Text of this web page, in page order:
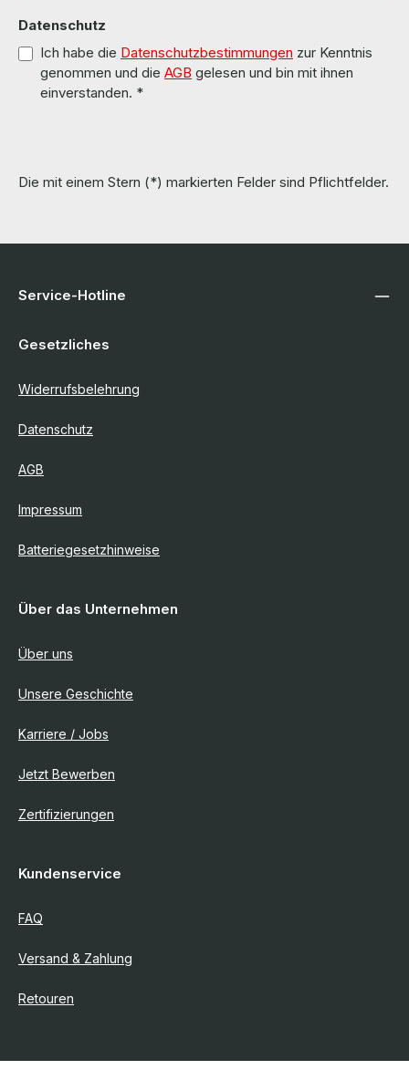
Datenschutz
Ich habe die Datenschutzbestimmungen zur Kenntnis
genommen und die AGB gelesen und bin mit ihnen
einverstanden. *
Die mit einem Stern (*) markierten Felder sind Pflichtfelder.
Service-Hotline
Gesetzliches
Widerrufsbelehrung
Datenschutz
AGB
Impressum
Batteriegesetzhinweise
Über das Unternehmen
Über uns
Unsere Geschichte
Karriere / Jobs
Jetzt Bewerben
Zertifizierungen
Kundenservice
FAQ
Versand & Zahlung
Retouren